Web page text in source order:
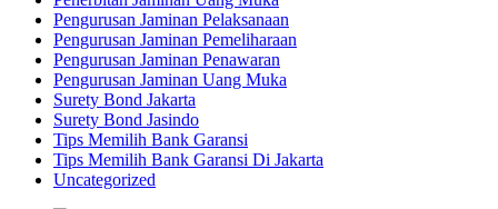
Pengurusan Jaminan Pelaksanaan
Pengurusan Jaminan Pemeliharaan
Pengurusan Jaminan Penawaran
Pengurusan Jaminan Uang Muka
Surety Bond Jakarta
Surety Bond Jasindo
Tips Memilih Bank Garansi
Tips Memilih Bank Garansi Di Jakarta
Uncategorized